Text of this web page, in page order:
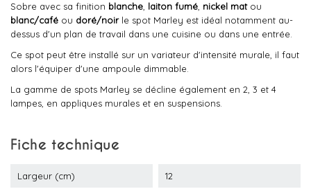
Sobre avec sa finition blanche laiton fumé nickel mat ou
blanc/café ou doré/noirle spot Marley est idéal notamment au-
dessus d'un plan de travail dans une cuisine ou dans une entrée.
Ce spot peut être installé sur un variateur d'intensité murale, il faut
alors l'équiper d'une ampoule dimmable.
La gamme de spots Marley se décline également en 2, 3 et 4
lampes, en appliques murales et en suspensions.
Fiche technique
Largeur (cm) 12